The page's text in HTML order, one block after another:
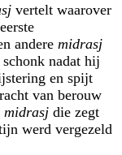
vertelt waarover
andere midrasj
nadat hij
en spijt
van berouw
midrasj die zegt
werd vergezeld